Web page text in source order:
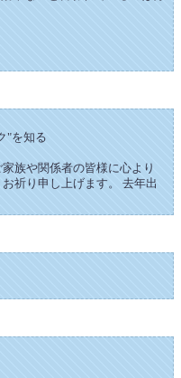
"を知る
族や関係者の皆様に心より
祈り申し上げます。 去年出